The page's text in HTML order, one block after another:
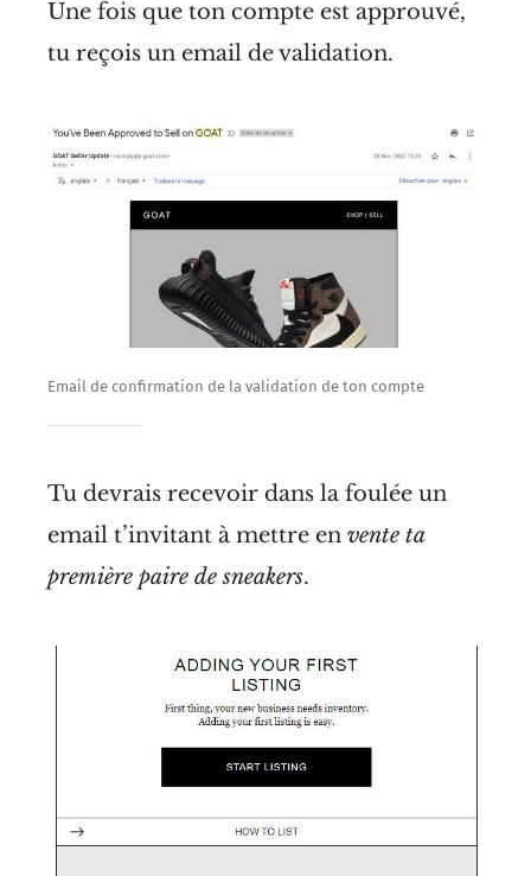
Une fois que ton compte est approuvé,
tu reçois un email de validation.
Email de confirmation de la validation de ton compte
Tu devrais recevoir dans la foulée un
email t’invitant à mettre en vente ta
première paire de sneakers.